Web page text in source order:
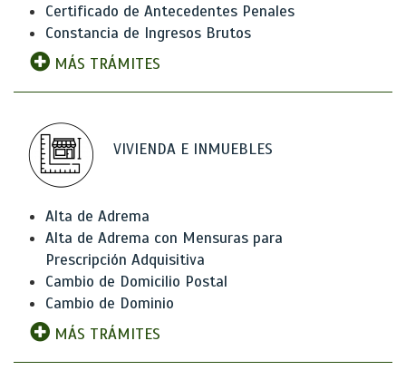
Certificado de Antecedentes Penales
Constancia de Ingresos Brutos
MÁS TRÁMITES
VIVIENDA E INMUEBLES
Alta de Adrema
Alta de Adrema con Mensuras para
Prescripción Adquisitiva
Cambio de Domicilio Postal
Cambio de Dominio
MÁS TRÁMITES